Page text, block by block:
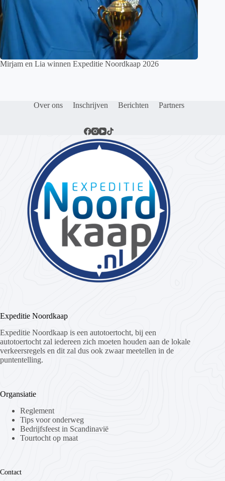
Mirjam en Lia winnen Expeditie Noordkaap 2026
Over ons Inschrijven Berichten Partners
Expeditie Noordkaap
Expeditie Noordkaap is een autotoertocht, bij een
autotoertocht zal iedereen zich moeten houden aan de lokale
verkeersregels en dit zal dus ook zwaar meetellen in de
puntentelling.
Organsiatie
Reglement
Tips voor onderweg
Bedrijfsfeest in Scandinavië
Tourtocht op maat
Contact